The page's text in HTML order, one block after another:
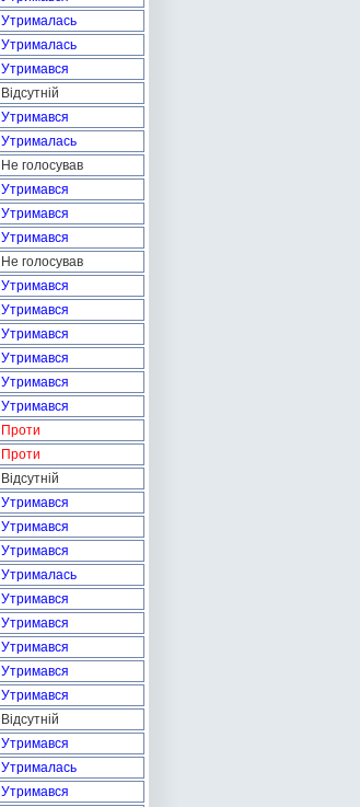
Утрималась
Утрималась
Утримався
Відсутній
Утримався
Утрималась
Не голосував
Утримався
Утримався
Утримався
Не голосував
Утримався
Утримався
Утримався
Утримався
Утримався
Утримався
Проти
Проти
Відсутній
Утримався
Утримався
Утримався
Утрималась
Утримався
Утримався
Утримався
Утримався
Утримався
Відсутній
Утримався
Утрималась
Утримався